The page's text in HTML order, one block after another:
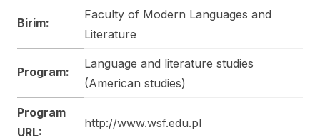
Birim:
Faculty of Modern Languages and
Literature
Program:
Language and literature studies
(American studies)
Program
URL:
http://www.wsf.edu.pl